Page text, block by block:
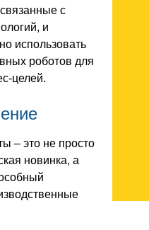
с
и
использовать
роботов для
целей.
– это не просто
новинка, а